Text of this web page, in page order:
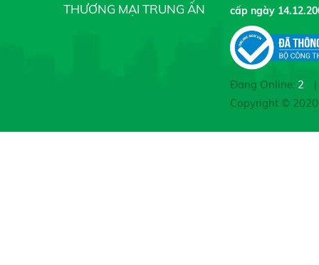
THƯƠNG MẠI TRUNG ẤN
cấp ngày
Đang Online: 2
|
Copyright ©